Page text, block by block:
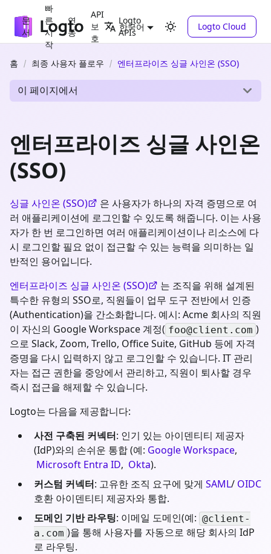
문
서
빠
른
시
작
연
동
API
보
호
Logto
APIs
한국어 Logto Cloud
홈 최종 사용자 플로우 엔터프라이즈 싱글 사인온 (SSO)
이 페이지에서
엔터프라이즈 싱글 사인온
(SSO)
싱글 사인온 (SSO)
은 사용자가 하나의 자격 증명으로 여
러 애플리케이션에 로그인할 수 있도록 해줍니다. 이는 사용
자가 한 번 로그인하면 여러 애플리케이션이나 리소스에 다
시 로그인할 필요 없이 접근할 수 있는 능력을 의미하는 일
반적인 용어입니다.
엔터프라이즈 싱글 사인온 (SSO)
는 조직을 위해 설계된
특수한 유형의 SSO로, 직원들이 업무 도구 전반에서 인증
(Authentication)을 간소화합니다. 예시: Acme 회사의 직원
이 자신의 Google Workspace 계정( foo@client.com )
으로 Slack, Zoom, Trello, Office Suite, GitHub 등에 자격
증명을 다시 입력하지 않고 로그인할 수 있습니다. IT 관리
자는 접근 권한을 중앙에서 관리하고, 직원이 퇴사할 경우
즉시 접근을 해제할 수 있습니다.
Logto는 다음을 제공합니다:
사전 구축된 커넥터: 인기 있는 아이덴티티 제공자
(IdP)와의 손쉬운 통합 (예: Google Workspace,
Microsoft Entra ID, Okta).
커스텀 커넥터: 고유한 조직 요구에 맞게 SAML/ OIDC
호환 아이덴티티 제공자와 통합.
도메인 기반 라우팅: 이메일 도메인(예: @client-
a.com )을 통해 사용자를 자동으로 해당 회사의 IdP
로 라우팅.